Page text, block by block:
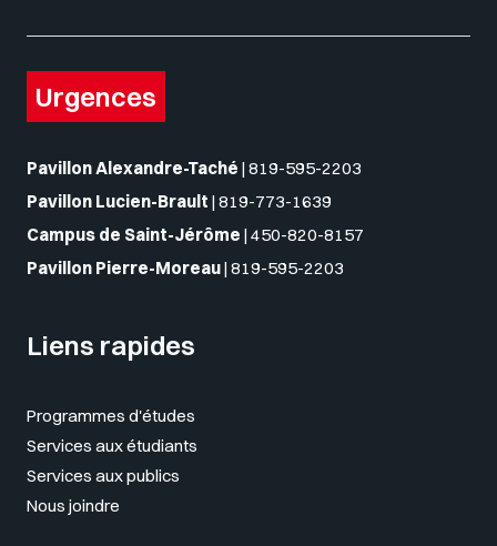
Urgences
Pavillon Alexandre-Taché | 819-595-2203
Pavillon Lucien-Brault | 819-773-1639
Campus de Saint-Jérôme | 450-820-8157
Pavillon Pierre-Moreau| 819-595-2203
Liens rapides
Programmes d'études
Services aux étudiants
Services aux publics
Nous joindre